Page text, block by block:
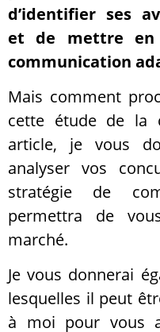
d’identifier ses
et de mettre en
communication
Mais comment
cette étude de la
article, je vous
analyser vos
stratégie de
permettra de
marché.
Je vous donnerai
lesquelles il peut
à moi pour vous